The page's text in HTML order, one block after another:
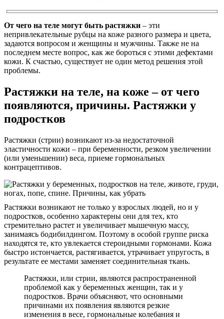
От чего на теле могут быть растяжки – эти
непривлекательные рубцы на коже разного размера и цвета,
задаются вопросом и женщины и мужчины. Также не на
последнем месте вопрос, как же бороться с этими дефектами
кожи. К счастью, существует не один метод решения этой
проблемы.
Растяжки на теле, на коже – от чего
появляются, причины. Растяжки у
подростков
Растяжки (стрии) возникают из-за недостаточной
эластичности кожи – при беременности, резком увеличении
(или уменьшении) веса, приеме гормональных
контрацептивов.
Растяжки возникают не только у взрослых людей, но и у
подростков, особенно характерны они для тех, кто
стремительно растет и увеличивает мышечную массу,
занимаясь бодибилдингом. Поэтому в особой группе риска
находятся те, кто увлекается стероидными гормонами. Кожа
быстро истончается, растягивается, утрачивает упругость, в
результате ее местами заменяет соединительная ткань.
Растяжки, или стрии, являются распространенной
проблемой как у беременных женщин, так и у
подростков. Врачи объясняют, что основными
причинами их появления являются резкие
изменения в весе, гормональные колебания и